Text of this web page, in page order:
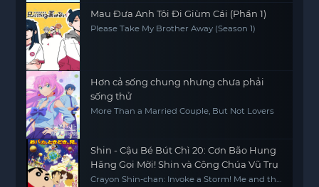
Mau Đưa Anh Tôi Đi Giùm Cái (Phần 1)
Please Take My Brother Away (Season 1)
Hơn cả sống chung nhưng chưa phải
sống thử
More Than a Married Couple, But Not Lovers
Shin - Cậu Bé Bút Chì 20: Cơn Bão Hung
Hăng Gọi Mời! Shin và Công Chúa Vũ Trụ
Crayon Shin-chan: Invoke a Storm! Me and the